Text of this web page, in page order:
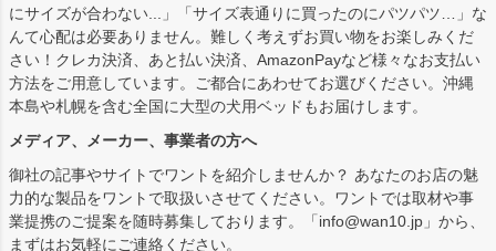
にサイズが合わない...」「サイズ表通りに買ったのにパツパツ…」な
んて心配は必要ありません。難しく考えずお買い物をお楽しみくだ
さい！クレカ決済、あと払い決済、AmazonPayなど様々なお支払い
方法をご用意しています。ご都合にあわせてお選びください。沖縄
本島や札幌を含む全国に大型の犬用ベッドもお届けします。
メディア、メーカー、事業者の方へ
御社の記事やサイトでワントを紹介しませんか？ あなたのお店の魅
力的な製品をワントで取扱いさせてください。ワントでは取材や事
業提携のご提案を随時募集しております。「info@wan10.jp」から、
まずはお気軽にご連絡ください。